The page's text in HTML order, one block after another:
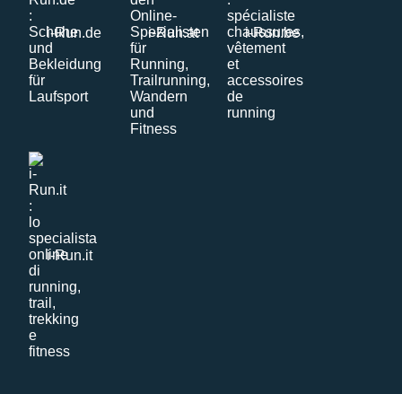
i-Run.de i-Run.at i-Run.be
i-Run.it